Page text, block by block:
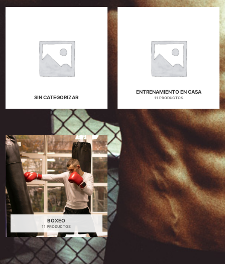
SIN CATEGORIZAR
ENTRENAMIENTO EN CASA
11 PRODUCTOS
BOXEO
11 PRODUCTOS